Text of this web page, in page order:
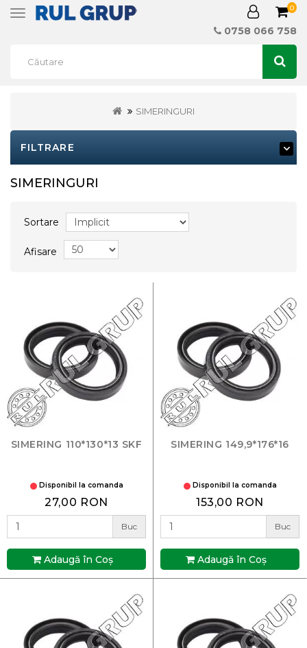
Toggle
0
0758 066 758
SIMERINGURI
FILTRARE
SIMERINGURI
Sortare
Afisare
SIMERING 110*130*13 SKF
Disponibil la comanda
27,00 RON
Buc
Adaugă în Coş
SIMERING 149,9*176*16
Disponibil la comanda
153,00 RON
Buc
Adaugă în Coş